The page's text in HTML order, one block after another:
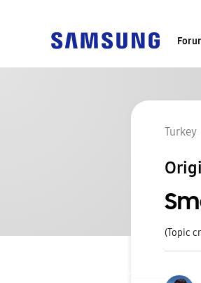
Turkey
(Topic